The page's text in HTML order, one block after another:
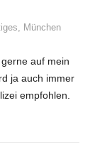
, München
auf mein
ja auch immer
empfohlen.